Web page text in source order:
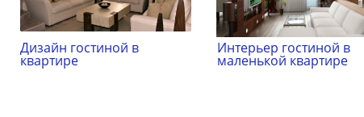
Дизайн гостиной в
квартире
Интерьер гостиной в
маленькой квартире